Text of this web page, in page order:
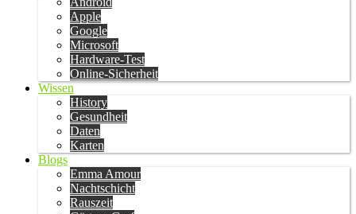
Apple
Google
Microsoft
Hardware-Test
Online-Sicherheit
Wissen
History
Gesundheit
Daten
Karten
Blogs
Emma Amour
Nachtschicht
Rauszeit